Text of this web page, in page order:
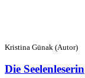
Kristina Günak (Autor)
Die Seelenleserin